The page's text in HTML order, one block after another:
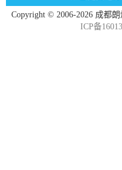
Copyright © 2006-2026 成都
ICP备